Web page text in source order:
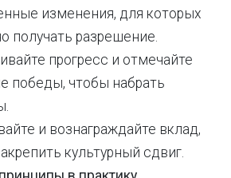
изменения, для которых
получать разрешение.
прогресс и отмечайте
победы, чтобы набрать
и вознаграждайте вклад,
культурный сдвиг.